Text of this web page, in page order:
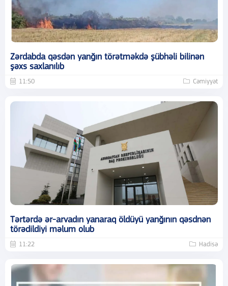
Zərdabda qəsdən yanğın törətməkdə şübhəli bilinən
şəxs saxlanılıb
11:50 Cəmiyyət
Tərtərdə ər-arvadın yanaraq öldüyü yanğının qəsdnən
törədildiyi məlum olub
11:22 Hadisə